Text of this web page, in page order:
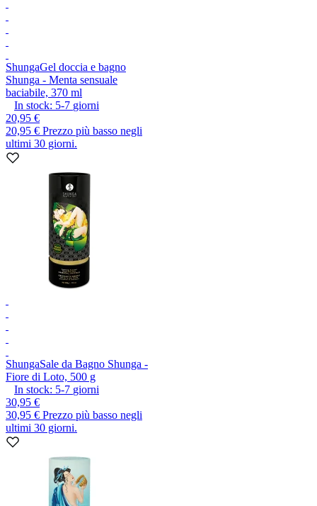
ShungaGel doccia e bagno
Shunga - Menta sensuale
baciabile, 370 ml
In stock: 5-7 giorni
20,95 €
20,95 € Prezzo più basso negli
ultimi 30 giorni.
ShungaSale da Bagno Shunga -
Fiore di Loto, 500 g
In stock: 5-7 giorni
30,95 €
30,95 € Prezzo più basso negli
ultimi 30 giorni.